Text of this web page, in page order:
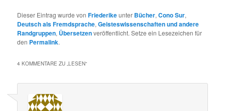
Dieser Eintrag wurde vonFriederikeunter Bücher,Cono Sur,
Deutsch als Fremdsprache,Geisteswissenschaften und andere
Randgruppen, Übersetzenveröffentlicht. Setze ein Lesezeichen für
den Permalink.
4 KOMMENTARE ZU „LESEN“